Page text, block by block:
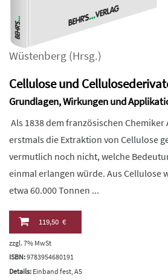
Wüstenberg (Hrsg.)
Cellulose und
Grundlagen, Wirkungen und
Als 1838 dem französischen Chemiker
erstmals die Extraktion von Cellulose
vermutlich noch nicht, welche
einmal erlangen würde. Aus Cellulose
etwa 60.000 Tonnen ...
119,50 €
zzgl. 7% MwSt
ISBN:9783954680191
Details: Einband fest, A5